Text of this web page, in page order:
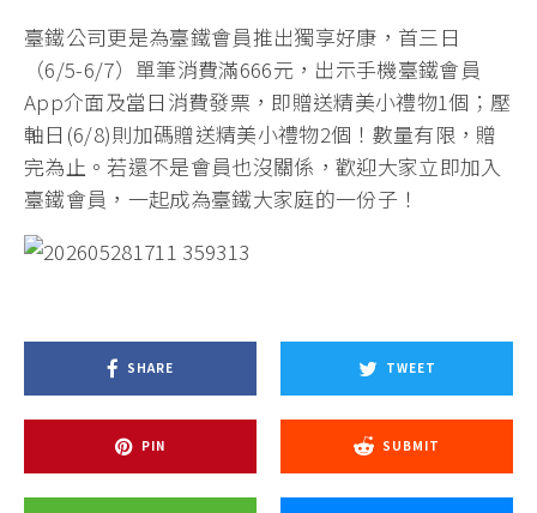
臺鐵公司更是為臺鐵會員推出獨享好康，首三日
（6/5-6/7）單筆消費滿666元，出示手機臺鐵會員
App介面及當日消費發票，即贈送精美小禮物1個；壓
軸日(6/8)則加碼贈送精美小禮物2個！數量有限，贈
完為止。若還不是會員也沒關係，歡迎大家立即加入
臺鐵會員，一起成為臺鐵大家庭的一份子！
SHARE TWEET
PIN SUBMIT